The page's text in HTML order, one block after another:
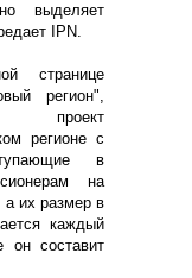
выделяет
IPN.
странице
регион",
проект
регионе с
в
на
их размер в
каждый
он составит